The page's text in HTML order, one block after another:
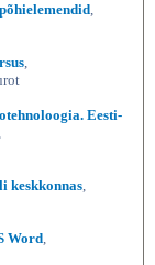
,
,
Eesti-
keskkonnas,
Word,